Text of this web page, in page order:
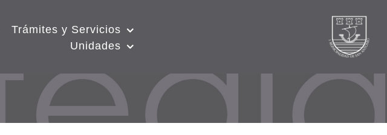
Trámites y Servicios
Unidades